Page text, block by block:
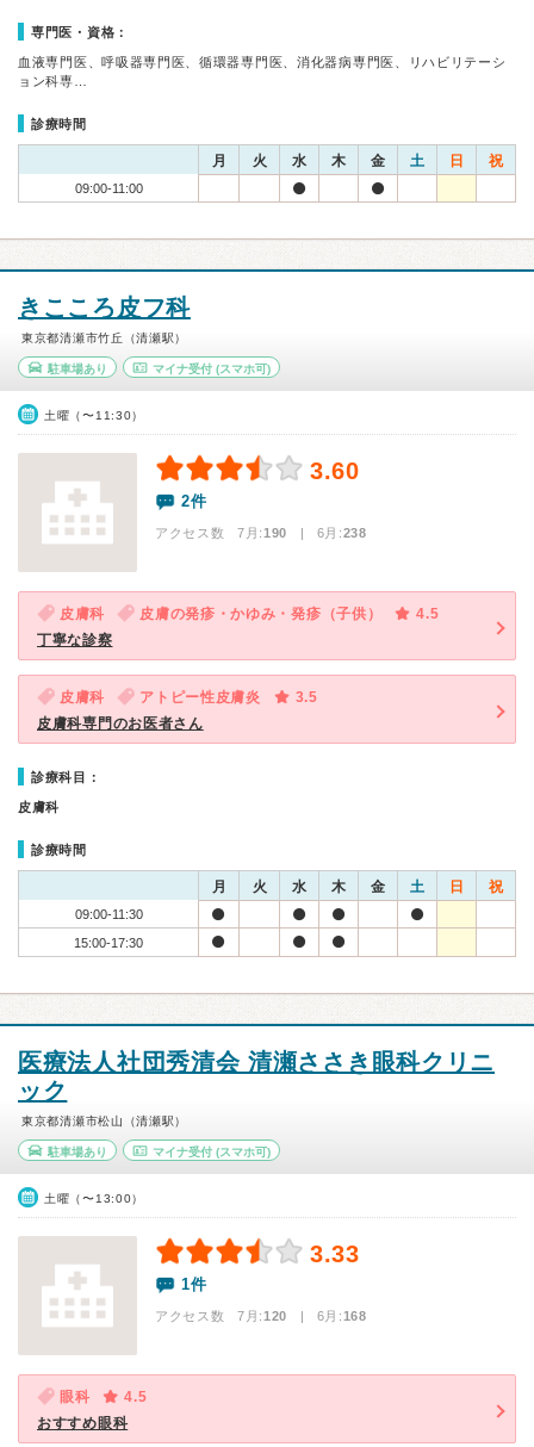
専門医・資格：
血液専門医、呼吸器専門医、循環器専門医、消化器病専門医、リハビリテーシ
ョン科専…
診療時間
月 火 水 木 金 土 日 祝
09:00-11:00
きこころ皮フ科
東京都清瀬市竹丘（清瀬駅）
駐車場あり マイナ受付(スマホ可)
土曜（〜11:30）
3.60
2件
アクセス数 7月:190 | 6月:238
皮膚科 皮膚の発疹・かゆみ・発疹（子供）
4.5
丁寧な診察
皮膚科 アトピー性皮膚炎
3.5
皮膚科専門のお医者さん
診療科目：
皮膚科
診療時間
月 火 水 木 金 土 日 祝
09:00-11:30
15:00-17:30
医療法人社団秀清会 清瀬ささき眼科クリニ
ック
東京都清瀬市松山（清瀬駅）
駐車場あり マイナ受付(スマホ可)
土曜（〜13:00）
3.33
1件
アクセス数 7月:120 | 6月:168
眼科
4.5
おすすめ眼科